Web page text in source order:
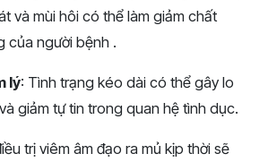
và mùi hôi có thể làm giảm chất
của người bệnh​ .
lý: Tình trạng kéo dài có thể gây lo
giảm tự tin trong quan hệ tình dục​.
trị viêm âm đạo ra mủ kịp thời sẽ